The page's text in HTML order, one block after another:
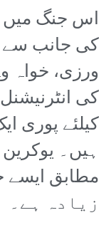
اس جنگ میں
کی جانب سے
ورزی، خواہ
کی
کیلئے پوری
ہیں۔
زیادہ ہے۔